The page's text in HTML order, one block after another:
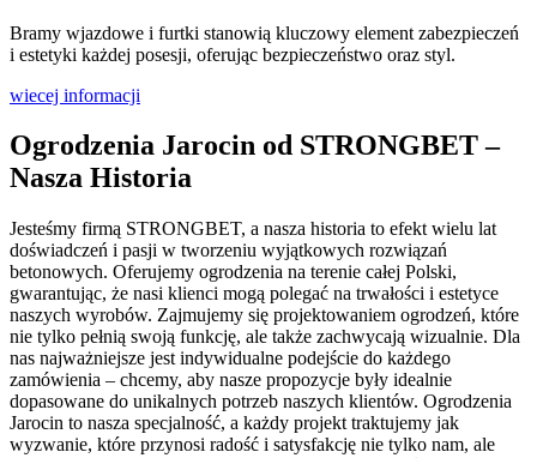
Bramy wjazdowe i furtki stanowią kluczowy element zabezpieczeń
i estetyki każdej posesji, oferując bezpieczeństwo oraz styl.
wiecej informacji
Ogrodzenia Jarocin od STRONGBET –
Nasza Historia
Jesteśmy firmą STRONGBET, a nasza historia to efekt wielu lat
doświadczeń i pasji w tworzeniu wyjątkowych rozwiązań
betonowych. Oferujemy ogrodzenia na terenie całej Polski,
gwarantując, że nasi klienci mogą polegać na trwałości i estetyce
naszych wyrobów. Zajmujemy się projektowaniem ogrodzeń, które
nie tylko pełnią swoją funkcję, ale także zachwycają wizualnie. Dla
nas najważniejsze jest indywidualne podejście do każdego
zamówienia – chcemy, aby nasze propozycje były idealnie
dopasowane do unikalnych potrzeb naszych klientów. Ogrodzenia
Jarocin to nasza specjalność, a każdy projekt traktujemy jak
wyzwanie, które przynosi radość i satysfakcję nie tylko nam, ale